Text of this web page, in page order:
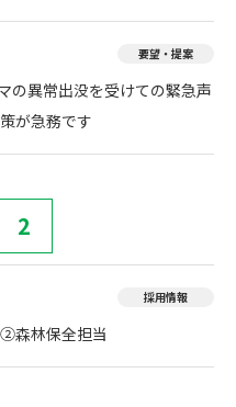
要望・提案
異常出没を受けての緊急声
が急務です
2
採用情報
森林保全担当